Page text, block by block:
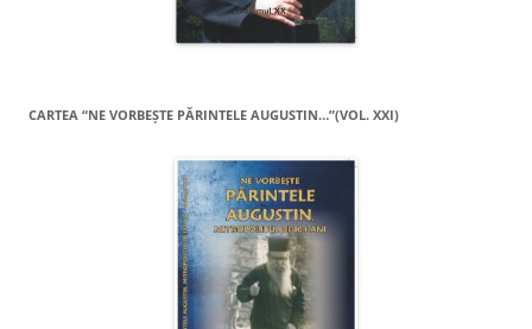
CARTEA “NE VORBEŞTE PĂRINTELE AUGUSTIN…”(VOL. XXI)